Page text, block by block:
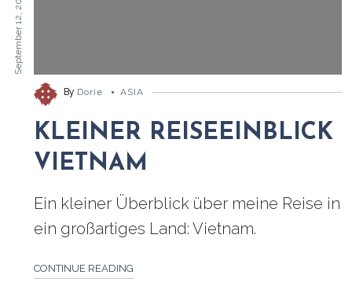
September 12, 2016
By Dorie ASIA
KLEINER REISEEINBLICK
VIETNAM
Ein kleiner Überblick über meine Reise in
ein großartiges Land: Vietnam.
CONTINUE READING